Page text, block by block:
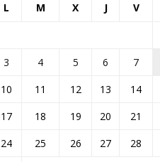
L M X J V
3
4 5 6 7
10
11 12 13 14
17
18 19 20 21
24
25 26 27 28